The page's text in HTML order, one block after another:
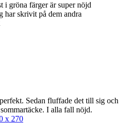
i gröna färger är super nöjd
har skrivit på dem andra
Sedan fluffade det till sig och
I alla fall nöjd.
x 270